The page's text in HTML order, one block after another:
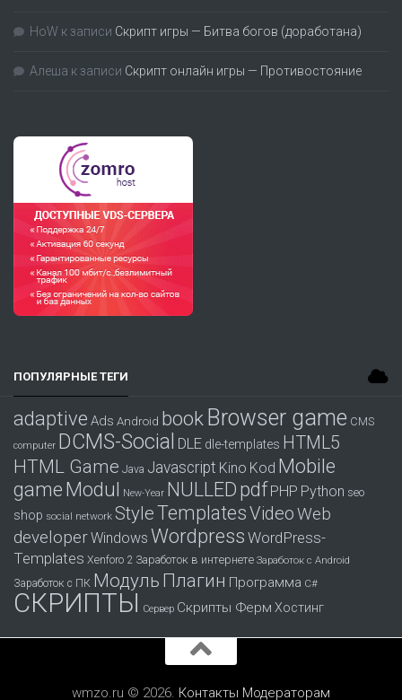
HoW к записи Скрипт игры — Битва богов (доработана)
Алеша к записи Скрипт онлайн игры — Противостояние
ПОПУЛЯРНЫЕ ТЕГИ
adaptive Ads Android book Browser game CMS
computer DCMS-Social DLE dle-templates HTML5
HTML Game Java Javascript Kino Kod Mobile
gameModul New-Year NULLED pdf PHP Python seo
shop social network StyleTemplatesVideoWeb
developerWindows Wordpress WordPress-
Templates Xenforo 2 Заработок в интернете Заработок с Android
Заработок с ПК Модуль Плагин Программа С#
СКРИПТЫ Сервер Скрипты Ферм Хостинг
wmzo.ru © 2026. Контакты Модераторам